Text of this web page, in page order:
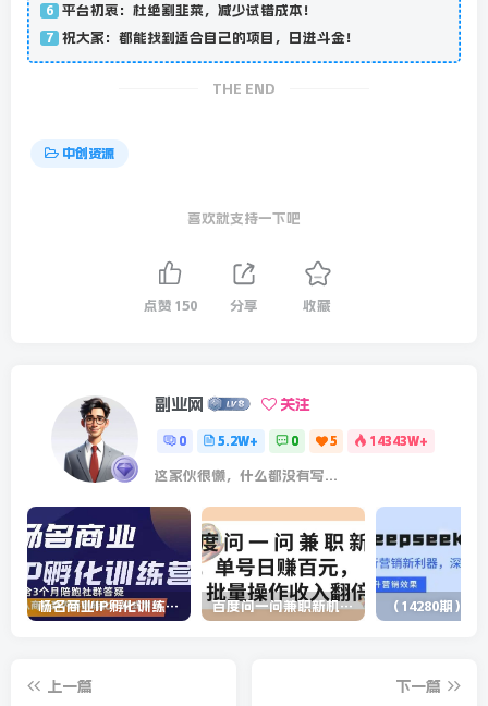
6 平台初衷：杜绝割韭菜，减少试错成本！
7 祝大家：都能找到适合自己的项目，日进斗金！
THE END
中创资源
喜欢就支持一下吧
点赞 150 分享 收藏
副业网 关注
0 5.2W+ 0 5 14343W+
这家伙很懒，什么都没有写...
杨名商业IP孵化训练营，从商业到内容到转化一站式学 价值5980元 百度问一问兼职新机遇，单号日赚百元，批量操作收入翻倍
上一篇 下一篇